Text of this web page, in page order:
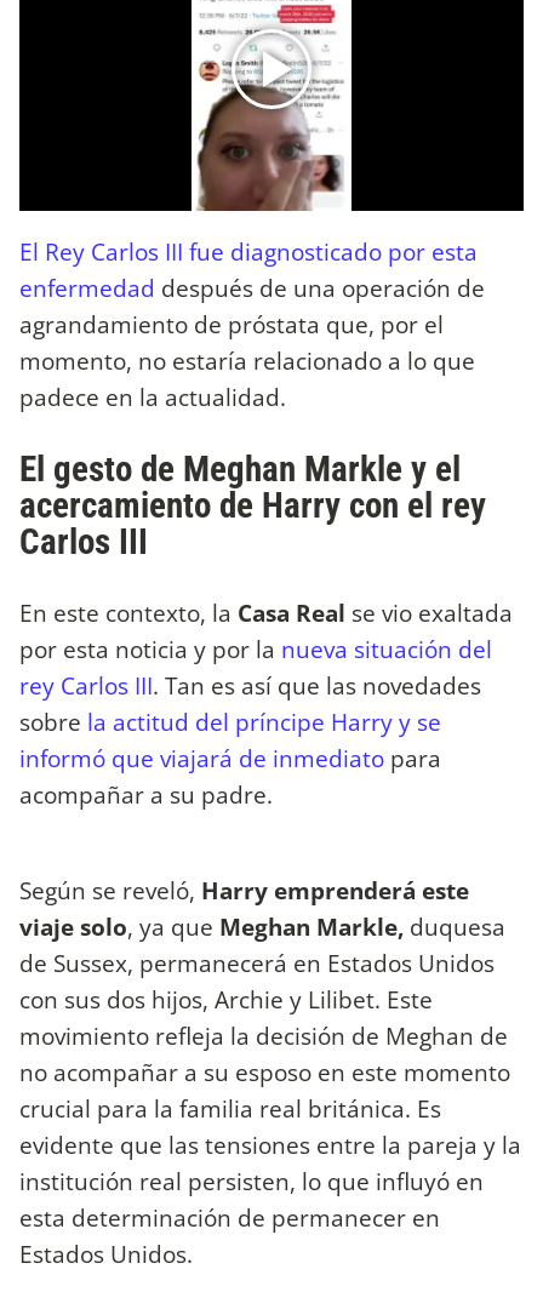
El Rey Carlos III fue diagnosticado por esta
enfermedad después de una operación de
agrandamiento de próstata que, por el
momento, no estaría relacionado a lo que
padece en la actualidad.
El gesto de Meghan Markle y el
acercamiento de Harry con el rey
Carlos III
En este contexto, la Casa Real se vio exaltada
por esta noticia y por la nueva situación del
rey Carlos III. Tan es así que las novedades
sobre la actitud del príncipe Harry y se
informó que viajará de inmediato para
acompañar a su padre.
Según se reveló, Harry emprenderá este
viaje solo, ya que Meghan Markle, duquesa
de Sussex, permanecerá en Estados Unidos
con sus dos hijos, Archie y Lilibet. Este
movimiento refleja la decisión de Meghan de
no acompañar a su esposo en este momento
crucial para la familia real británica. Es
evidente que las tensiones entre la pareja y la
institución real persisten, lo que influyó en
esta determinación de permanecer en
Estados Unidos.